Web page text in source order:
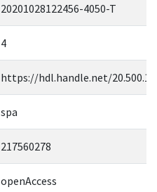
20201028122456-4050-T
4
https://hdl.handle.net/
spa
217560278
openAccess